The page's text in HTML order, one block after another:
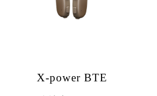
X-power BTE